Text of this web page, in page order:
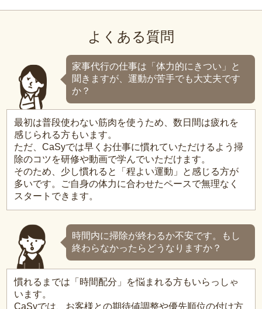
よくある質問
家事代行の仕事は「体力的にきつい」と
聞きますが、運動が苦手でも大丈夫です
か？
最初は普段使わない筋肉を使うため、数日間は疲れを
感じられる方もいます。
ただ、CaSyでは早くお仕事に慣れていただけるよう掃
除のコツを研修や動画で学んでいただけます。
そのため、少し慣れると「程よい運動」と感じる方が
多いです。ご自身の体力に合わせたペースで無理なく
スタートできます。
時間内に掃除が終わるか不安です。もし
終わらなかったらどうなりますか？
慣れるまでは「時間配分」を悩まれる方もいらっしゃ
います。
CaSyでは、お客様との期待値調整や優先順位の付け方